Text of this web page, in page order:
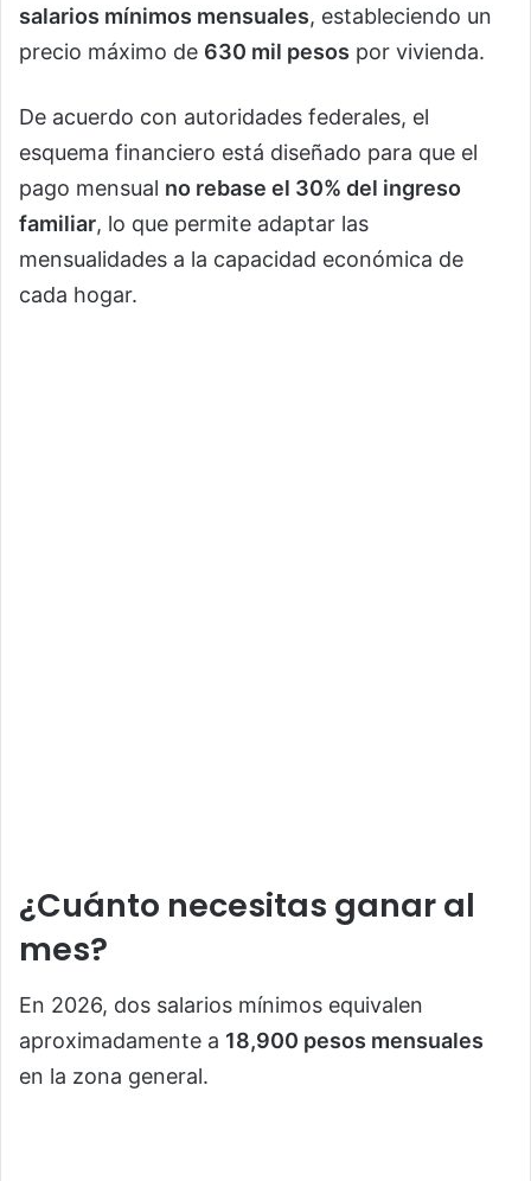
salarios mínimos mensuales, estableciendo un
precio máximo de 630 mil pesos por vivienda.
De acuerdo con autoridades federales, el
esquema financiero está diseñado para que el
pago mensual no rebase el 30% del ingreso
familiar, lo que permite adaptar las
mensualidades a la capacidad económica de
cada hogar.
¿Cuánto necesitas ganar al
mes?
En 2026, dos salarios mínimos equivalen
aproximadamente a 18,900 pesos mensuales
en la zona general.